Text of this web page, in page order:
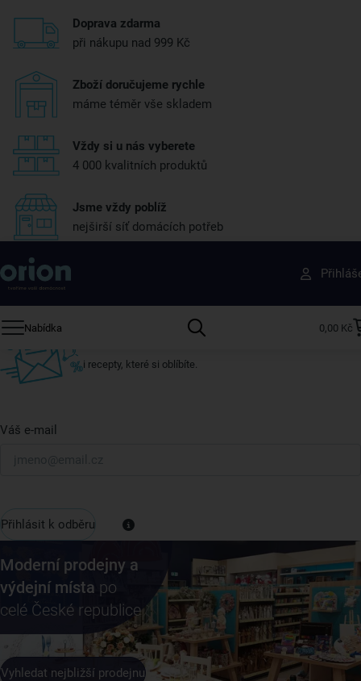
Doprava zdarma
při nákupu nad 999 Kč
Zboží doručujeme rychle
máme téměr vše skladem
Vždy si u nás vyberete
4 000 kvalitních produktů
Jsme vždy poblíž
nejširší síť domácích potřeb
Nabídka 0,00 Kč
Získejte rady, recepty a tipy na slevy dřív než
ostatní
Přihlaste se k odběru našeho newsletteru.
i recepty, které si oblíbíte.
Váš e-mail
Přihlásit k odběru
Moderní prodejny a
výdejní místa po
celé České republice
Vyhledat nejbližší prodejnu